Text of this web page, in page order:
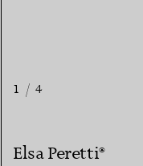
1 / 4
Elsa Peretti®